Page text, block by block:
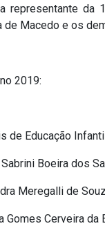
representante da
de Macedo e os
2019:
de Educação
Boeira dos
Meregalli de
Gomes Cerveira da